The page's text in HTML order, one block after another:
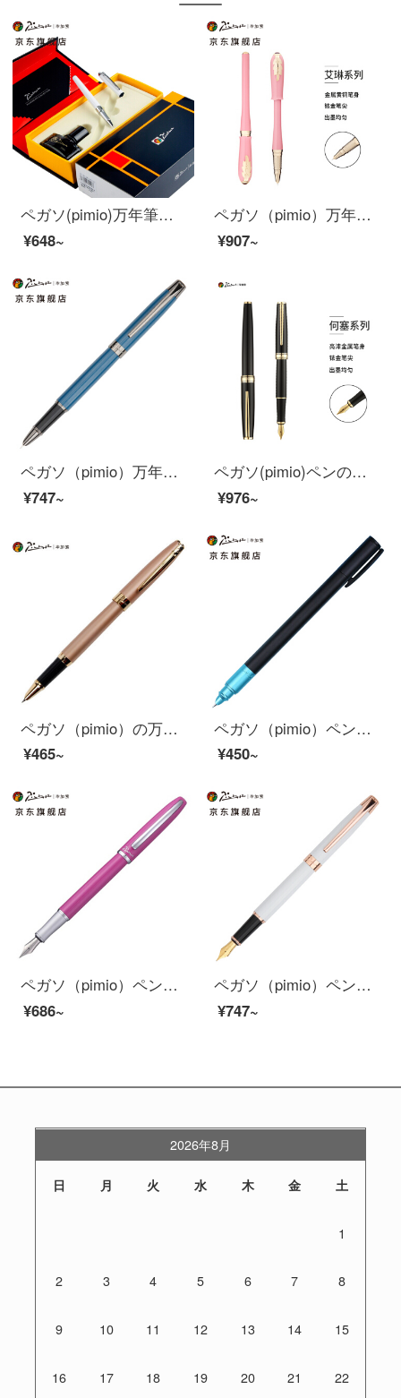
ペガソ(pimio)万年筆ギフトボックスインキセット男性女性のサイン入り万年筆0.38 mmペン先605 ciホワイト
¥648~
ペガソ（pimio）万年筆女史特細0.38 mmペン先の財務のペンの執務する成人は学生を書きます。
¥907~
ペガソ（pimio）万年筆の財務ペンは特に細くて0.38 mmペン先の男性の女史の成人の学生は字を練習しますでペンを使います。
¥747~
ペガソ(pimio)ペンの署名ペンの男性女性のビジネスのオフィス金属の棒の学生は書道の習字の墨嚢のインクの筆箱を使って何を詰めますか？
¥976~
ペガソ（pimio）の万年筆の財務ペンは特に細くて0.38 mmのペン先の男性の女史は字の書道のペンを練習します学生は成人で字のインクのペンの曼陀林のシリーズの717バラの金を練習します。
¥465~
ペガソ（pimio）ペンのサインペンは特に細くて0.38 mm男女学生が大人用の筆箱にプレゼントペンを入れます。
¥450~
ペガソ（pimio）ペンの署名ペンの女性が執務しています。大人が学生用0.5 mmのインクペンで書いています。
¥686~
ペガソ（pimio）ペンサインペン大人用習字インクペン0.5 mmフェティチシリーズ920ホワイト
¥747~
2026年8月
日 月 火 水 木 金 土
1
2 3 4 5 6 7 8
9 10 11 12 13 14 15
16 17 18 19 20 21 22